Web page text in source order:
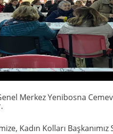
Merkez Yenibosna
Kadın Kolları